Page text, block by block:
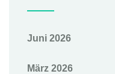
Juni 2026
März 2026